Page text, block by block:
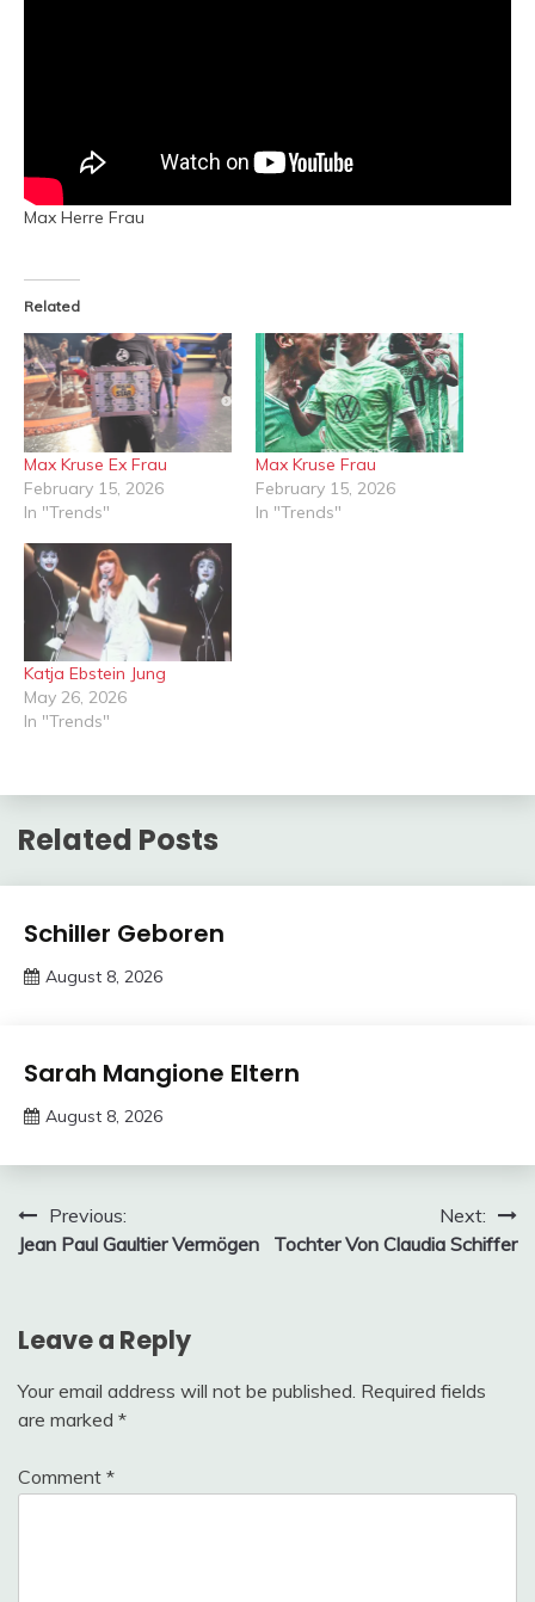
Max Herre Frau
Related
Max Kruse Ex Frau
February 15, 2026
In "Trends"
Max Kruse Frau
February 15, 2026
In "Trends"
Katja Ebstein Jung
May 26, 2026
In "Trends"
Related Posts
Trends
Schiller Geboren
August 8, 2026
Trends
Sarah Mangione Eltern
August 8, 2026
Post
navigation
Previous:
Jean Paul Gaultier Vermögen
Next:
Tochter Von Claudia Schiffer
Leave a Reply
Your email address will not be published. Required fields
are marked *
Comment *